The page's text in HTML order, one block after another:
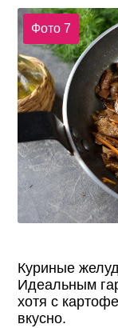
Фото 7
Куриные
Идеальным
хотя с
вкусно.